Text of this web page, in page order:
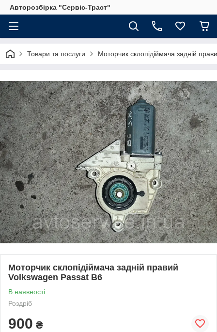
Авторозбірка "Сервіс-Траст"
Товари та послуги Моторчик склопідіймача задній
Моторчик склопідіймача задній правий
Volkswagen Passat B6
В наявності
Роздріб
900 ₴